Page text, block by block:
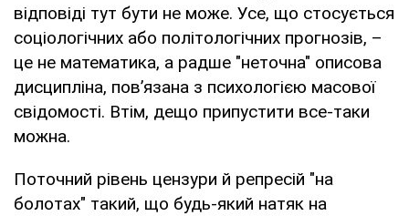
відповіді тут бути не може. Усе, що стосується
соціологічних або політологічних прогнозів, –
це не математика, а радше "неточна" описова
дисципліна, пов’язана з психологією масової
свідомості. Втім, дещо припустити все-таки
можна.
Поточний рівень цензури й репресій "на
болотах" такий, що будь-який натяк на